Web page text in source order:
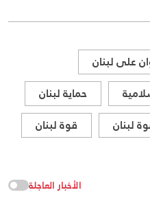
على لبنان
حماية لبنان
لبنان قوة لبنان
الأخبار العاجلة